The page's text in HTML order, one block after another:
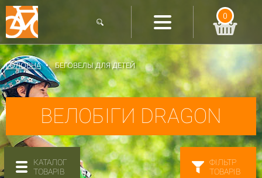
0
ГОЛОВНА БЕГОВЕЛЫ ДЛЯ ДЕТЕЙ
ВЕЛОБІГИ DRAGON
КАТАЛОГ
ТОВАРІВ
ФІЛЬТР
ТОВАРІВ